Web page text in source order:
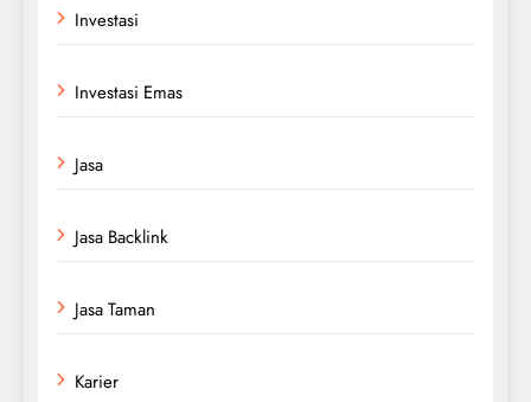
Investasi
Investasi Emas
Jasa
Jasa Backlink
Jasa Taman
Karier